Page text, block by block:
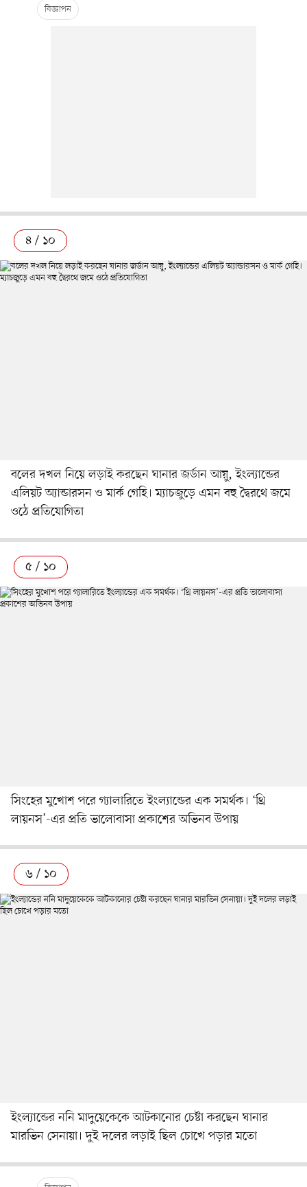
৪ / ১০
বলের দখল নিয়ে লড়াই করছেন ঘানার জর্ডান আয়ু, ইংল্যান্ডের
এলিয়ট অ্যান্ডারসন ও মার্ক গেহি। ম্যাচজুড়ে এমন বহু দ্বৈরথে জমে
ওঠে প্রতিযোগিতা
৫ / ১০
সিংহের মুখোশ পরে গ্যালারিতে ইংল্যান্ডের এক সমর্থক। ‘থ্রি
লায়নস’-এর প্রতি ভালোবাসা প্রকাশের অভিনব উপায়
৬ / ১০
ইংল্যান্ডের ননি মাদুয়েকেকে আটকানোর চেষ্টা করছেন ঘানার
মারভিন সেনায়া। দুই দলের লড়াই ছিল চোখে পড়ার মতো